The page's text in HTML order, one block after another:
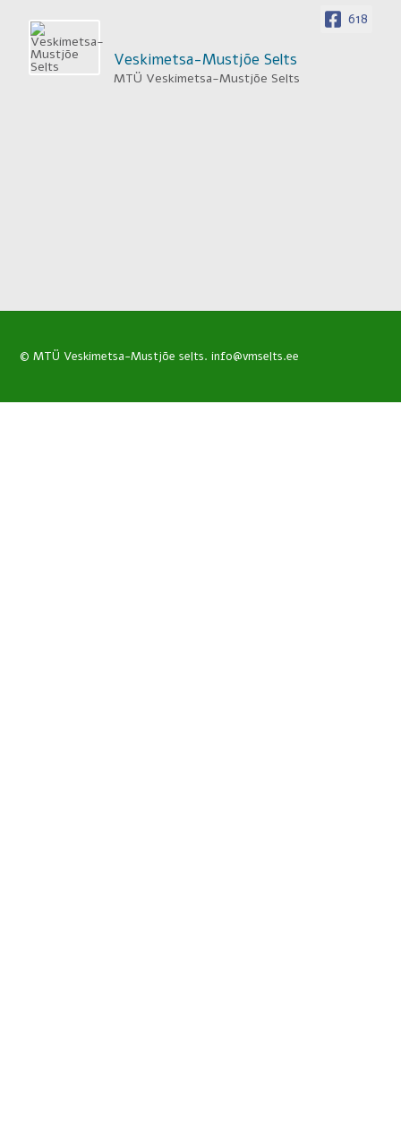
618
Veskimetsa-Mustjõe Selts
MTÜ Veskimetsa-Mustjõe Selts
© MTÜ Veskimetsa-Mustjõe selts. info@vmselts.ee